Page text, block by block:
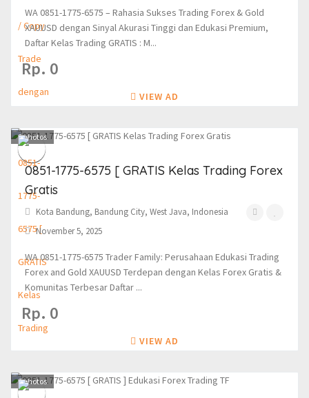
WA 0851-1775-6575 – Rahasia Sukses Trading Forex & Gold
XAUUSD dengan Sinyal Akurasi Tinggi dan Edukasi Premium,
Daftar Kelas Trading GRATIS : M...
Rp. 0
VIEW AD
1photos
0851-1775-6575 [ GRATIS Kelas Trading Forex
Gratis
Kota Bandung, Bandung City, West Java, Indonesia
November 5, 2025
WA 0851-1775-6575 Trader Family: Perusahaan Edukasi Trading
Forex and Gold XAUUSD Terdepan dengan Kelas Forex Gratis &
Komunitas Terbesar Daftar ...
Rp. 0
VIEW AD
0photos